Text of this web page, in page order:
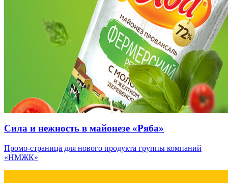
Сила и нежность в майонезе «Ряба»
Промо-страница для нового продукта группы компаний
«НМЖК»